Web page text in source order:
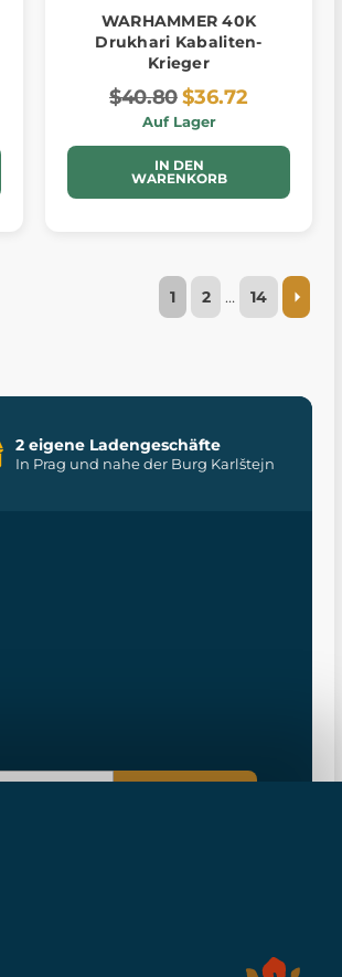
WARHAMMER 40K
Drukhari Kabaliten-
Krieger
$40.80$36.72
Auf Lager
IN DEN
WARENKORB
1 2 … 14
2 eigene Ladengeschäfte
In Prag und nahe der Burg Karlštejn